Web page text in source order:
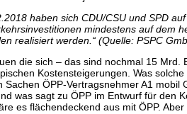
haben sich CDU/CSU und SPD
mindestens auf dem
realisiert werden.“ (Quelle: PSPC
die sich – das sind nochmal 15
Kostensteigerungen. Was
Sachen ÖPP-Vertragsnehmer A1
was sagt zu ÖPP im Entwurf für den
es flächendeckend aus mit ÖPP.